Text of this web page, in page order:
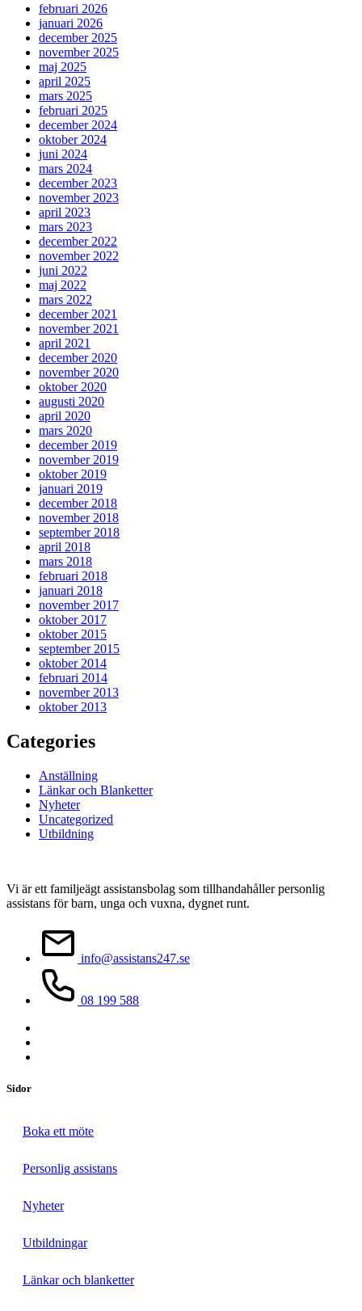
februari 2026
januari 2026
december 2025
november 2025
maj 2025
april 2025
mars 2025
februari 2025
december 2024
oktober 2024
juni 2024
mars 2024
december 2023
november 2023
april 2023
mars 2023
december 2022
november 2022
juni 2022
maj 2022
mars 2022
december 2021
november 2021
april 2021
december 2020
november 2020
oktober 2020
augusti 2020
april 2020
mars 2020
december 2019
november 2019
oktober 2019
januari 2019
december 2018
november 2018
september 2018
april 2018
mars 2018
februari 2018
januari 2018
november 2017
oktober 2017
oktober 2015
september 2015
oktober 2014
februari 2014
november 2013
oktober 2013
Categories
Anställning
Länkar och Blanketter
Nyheter
Uncategorized
Utbildning
Vi är ett familjeägt assistansbolag som tillhandahåller personlig
assistans för barn, unga och vuxna, dygnet runt.
info@assistans247.se
08 199 588
Sidor
Boka ett möte
Personlig assistans
Nyheter
Utbildningar
Länkar och blanketter